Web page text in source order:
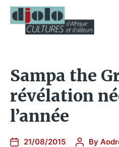
Sampa the
révélation
l’année
21/08/2015 By